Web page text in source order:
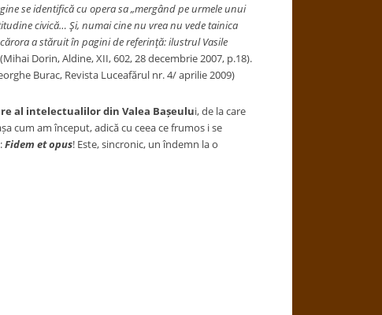
se identifică cu opera sa „mergând pe urmele unui
civică… Şi, numai cine nu vrea nu vede tainica
a stăruit în pagini de referinţă: ilustrul Vasile
Dorin, Aldine, XII, 602, 28 decembrie 2007, p.18).
Burac, Revista Luceafărul nr. 4/ aprilie 2009)
al intelectualilor din Valea Bașeului, de la care
cum am început, adică cu ceea ce frumos i se
Fidem et opus! Este, sincronic, un îndemn la o